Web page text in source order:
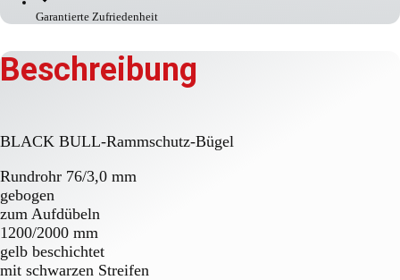
Garantierte Zufriedenheit
Beschreibung
BLACK BULL-Rammschutz-Bügel
Rundrohr 76/3,0 mm
gebogen
zum Aufdübeln
1200/2000 mm
gelb beschichtet
mit schwarzen Streifen